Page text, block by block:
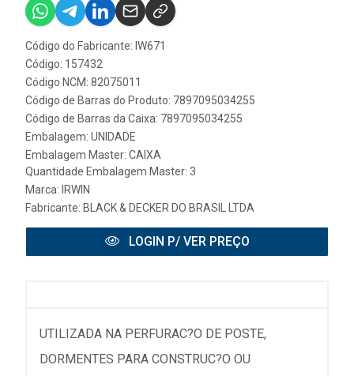
Código do Fabricante: IW671
Código: 157432
Código NCM: 82075011
Código de Barras do Produto: 7897095034255
Código de Barras da Caixa: 7897095034255
Embalagem: UNIDADE
Embalagem Master: CAIXA
Quantidade Embalagem Master: 3
Marca: IRWIN
Fabricante: BLACK & DECKER DO BRASIL LTDA
LOGIN P/ VER PREÇO
UTILIZADA NA PERFURAC?O DE POSTE,
DORMENTES PARA CONSTRUC?O OU